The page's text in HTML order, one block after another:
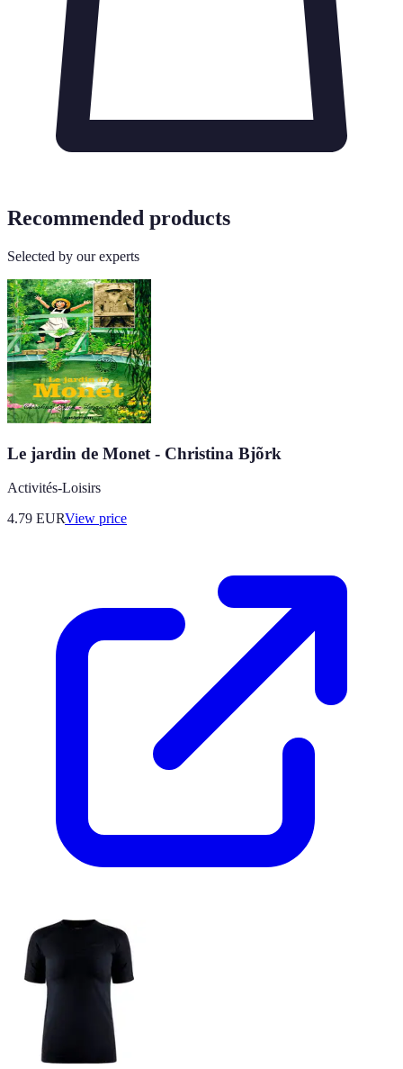
Recommended products
Selected by our experts
Le jardin de Monet - Christina Bjõrk
Activités-Loisirs
4.79 EURView price